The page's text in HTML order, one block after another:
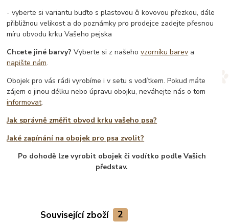
- vyberte si variantu buďto s plastovou či kovovou přezkou, dále
přibližnou velikost a do poznámky pro prodejce zadejte přesnou
míru obvodu krku Vašeho pejska
Chcete jiné barvy? Vyberte si z našehovzorníku barev a
napište nám.
Obojek pro vás rádi vyrobíme i v setu s vodítkem. Pokud máte
zájem o jinou délku nebo úpravu obojku, neváhejte nás o tom
informovat.
Jak správně změřit obvod krku vašeho psa?
Jaké zapínání na obojek pro psa zvolit?
Po dohodě lze vyrobit obojek či vodítko podle Vašich
představ.
Související zboží 2